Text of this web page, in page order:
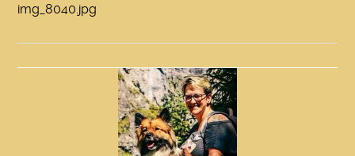
img_8040.jpg